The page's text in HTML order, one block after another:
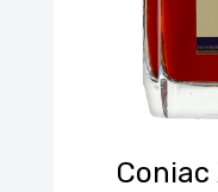
Coniac